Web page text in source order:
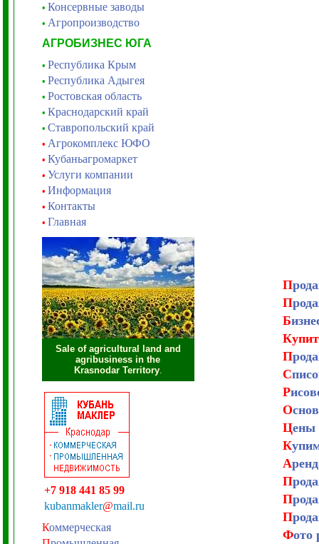
• Консервные заводы
• Агропроизводство
АГРОБИЗНЕС ЮГА
• Республика Крым
• Республика Адыгея
• Ростовская область
• Краснодарский край
• Ставропольский край
• Агрокомплекс ЮФО
• Кубаньагромаркет
• Услуги компании
• Информация
• Контакты
• Главная
Sale of agricultural land and
agribusiness in the
Krasnodar Territory.
+7 918 441 85 99
kubanmakler@mail.ru
Коммерческая
П
П
Б
П
С
Р
О
Цены
К
А
П
П
П
Фото